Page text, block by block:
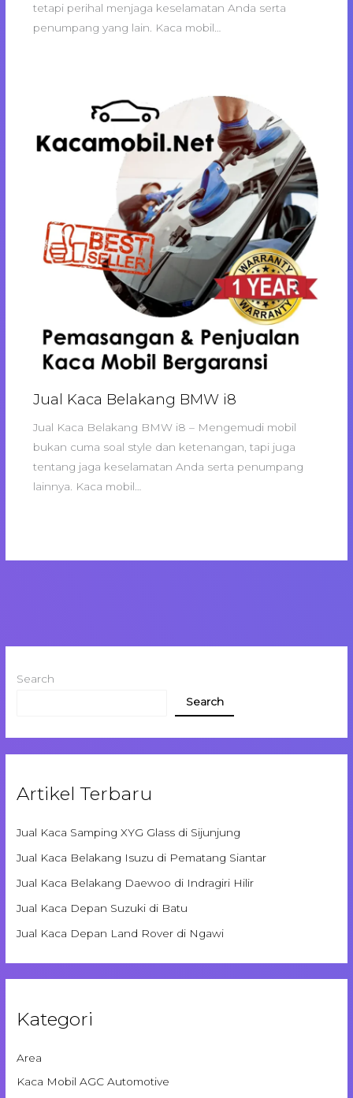
tetapi perihal menjaga keselamatan Anda serta
penumpang yang lain. Kaca mobil…
Jual Kaca Belakang BMW i8
Jual Kaca Belakang BMW i8 – Mengemudi mobil
bukan cuma soal style dan ketenangan, tapi juga
tentang jaga keselamatan Anda serta penumpang
lainnya. Kaca mobil…
Search
Search
Artikel Terbaru
Jual Kaca Samping XYG Glass di Sijunjung
Jual Kaca Belakang Isuzu di Pematang Siantar
Jual Kaca Belakang Daewoo di Indragiri Hilir
Jual Kaca Depan Suzuki di Batu
Jual Kaca Depan Land Rover di Ngawi
Kategori
Area
Kaca Mobil AGC Automotive